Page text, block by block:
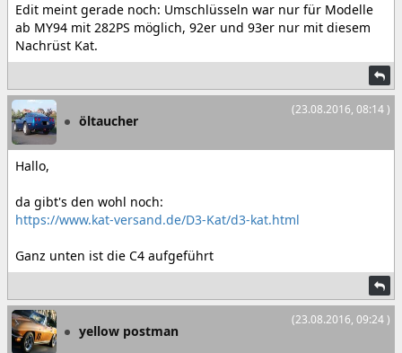
Edit meint gerade noch: Umschlüsseln war nur für Modelle
ab MY94 mit 282PS möglich, 92er und 93er nur mit diesem
Nachrüst Kat.
(23.08.2016, 08:14 )
öltaucher
Hallo,
da gibt's den wohl noch:
https://www.kat-versand.de/D3-Kat/d3-kat.html
Ganz unten ist die C4 aufgeführt
(23.08.2016, 09:24 )
yellow postman